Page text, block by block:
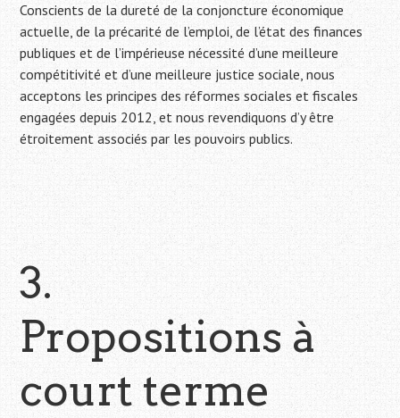
Conscients de la dureté de la conjoncture économique
actuelle, de la précarité de l’emploi, de l’état des finances
publiques et de l’impérieuse nécessité d’une meilleure
compétitivité et d’une meilleure justice sociale, nous
acceptons les principes des réformes sociales et fiscales
engagées depuis 2012, et nous revendiquons d’y être
étroitement associés par les pouvoirs publics.
3.
Propositions à
court terme